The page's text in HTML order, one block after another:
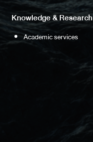
Knowledge & Research
Academic services